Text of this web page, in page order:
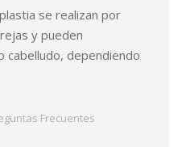
se realizan por
y pueden
cabelludo, dependiendo
Frecuentes